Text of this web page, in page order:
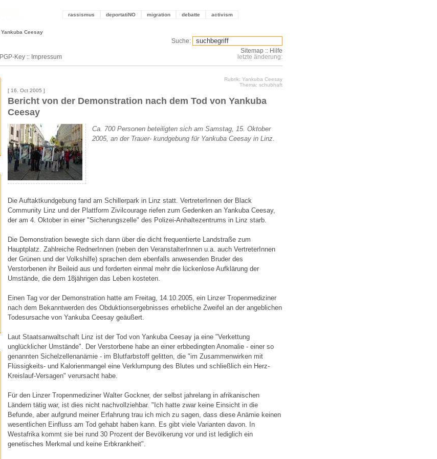
rassismus deportatiNO migration debatte activism
Yankuba Ceesay
PGP-Key :: Impressum
Suche:
Sitemap :: Hilfe
letzte änderung:
Rubrik: Yankuba Ceesay
Thema: schubhaft
[ 16. Oct 2005 ]
Bericht von der Demonstration nach dem Tod von Yankuba
Ceesay
Ca. 700 Personen beteiligten sich am Samstag, 15. Oktober
2005, an der Trauer- kundgebung für Yankuba Ceesay in Linz.
Die Auftaktkundgebung fand am Schillerpark in Linz statt. VertreterInnen der Black
Community Linz und der Plattform Zivilcourage riefen zum Gedenken an Yankuba Ceesay,
der am 4. Oktober in einer "Sicherungszelle" des Polizei-Anhaltezentrums in Linz starb.
Die Demonstration bewegte sich dann über die dicht frequentierte Landstraße zum
Hauptplatz. Zahlreiche RednerInnen (neben den VeranstalterInnen u.a. auch VertreterInnen
der Grünen und der Volkshilfe) sprachen dem ebenfalls anwesenden Bruder des
Verstorbenen ihr Beileid aus und forderten einmal mehr die lückenlose Aufklärung der
Umstände, die dem 18jährigen das Leben kosteten.
Einen Tag vor der Demonstration hatte am Freitag, 14.10.2005, ein Linzer Tropenmediziner
nach dem Bekanntwerden des Obduktionsergebnisses erhebliche Zweifel an der angeblichen
Todesursache von Yankuba Ceesay geäußert.
Laut Staatsanwaltschaft Linz ist der Tod von Yankuba Ceesay ja eine "Verkettung
unglücklicher Umstände". Der Verstorbene habe an einer erbbedingten Anomalie - einer so
genannten Sichelzellenanämie - im Blutfarbstoff gelitten, die "im Zusammenwirken mit
Flüssigkeits- und Kalorienmangel eine Verklumpung des Blutes und schließlich ein Herz-
Kreislauf-Versagen" verursacht habe.
Für den Linzer Tropenmediziner Walter Gockner, der selbst jahrelang in afrikanischen
Ländern tätig war, ist dies nicht nachvollziehbar. "Ich hatte zwar keine Einsicht in die
Befunde, aber aufgrund meiner Erfahrung trau ich mich zu sagen, dass diese Anämie keinen
wesentlichen Einfluss am Tod gehabt haben kann. Es gibt viele Varianten davon. In
Westafrika kommt sie bei rund 30 Prozent der Bevölkerung vor und ist lediglich ein
genetisches Merkmal und keine Erbkrankheit".